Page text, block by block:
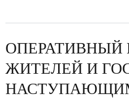
ОПЕРАТИВНЫЙ
ЖИТЕЛЕЙ И